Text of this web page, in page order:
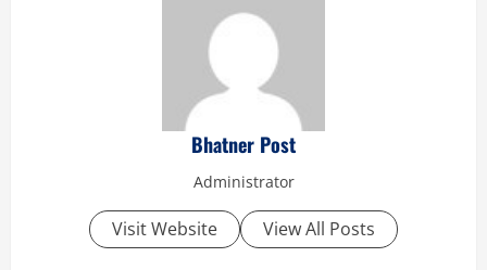
Bhatner Post
Administrator
Visit Website View All Posts